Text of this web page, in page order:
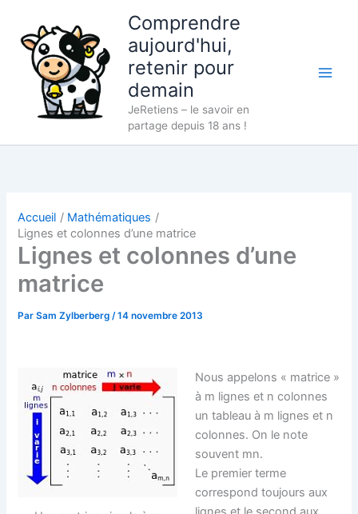
contenu
Comprendre
aujourd'hui,
retenir pour
demain
JeRetiens – le savoir en
partage depuis 18 ans !
Accueil
Mathématiques
Lignes et colonnes d’une matrice
Lignes et colonnes d’une
matrice
ParSam Zylberberg/14 novembre 2013
Nous appelons « matrice »
à m lignes et n colonnes
un tableau à m lignes et n
colonnes. On le note
souvent mn.
Le premier terme
correspond toujours aux